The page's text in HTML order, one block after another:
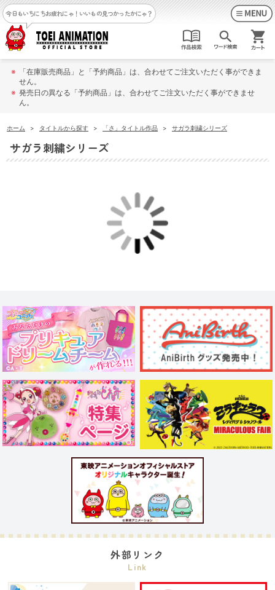
今日もいちにちお疲れにゃ！ いいもの見つかったかにゃ？
※
「在庫販売商品」と「予約商品」は、合わせてご注文いただく事ができま
せん。
※ 発売日の異なる「予約商品」は、合わせてご注文いただく事ができませ
ん。
ホーム > タイトルから探す > 「さ」タイトル作品 > サガラ刺繍シリーズ
サガラ刺繍シリーズ
外部リンク
Link